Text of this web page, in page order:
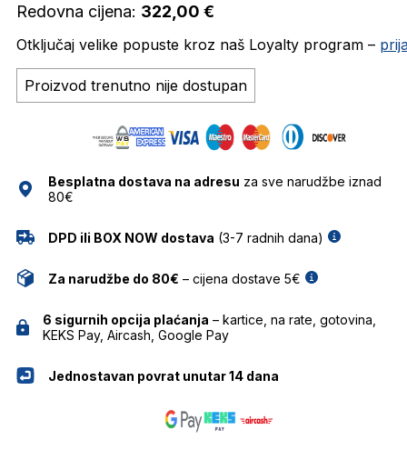
Redovna cijena: 322,00 €
Otključaj velike popuste kroz naš Loyalty program –
Proizvod trenutno nije dostupan
Besplatna dostava na adresu za sve narudžbe iznad
80€
DPD ili BOX NOW dostava (3-7 radnih dana)
Za narudžbe do 80€ – cijena dostave 5€
6 sigurnih opcija plaćanja – kartice, na rate, gotovina,
KEKS Pay, Aircash, Google Pay
Jednostavan povrat unutar 14 dana